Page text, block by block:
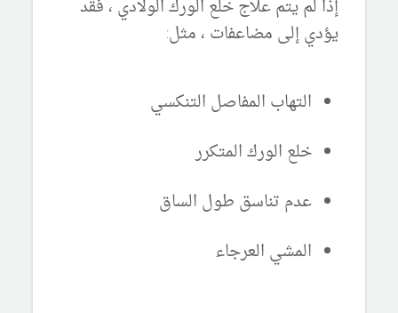
إذا لم يتم علاج خلع الورك الولادي ، فقد
يؤدي إلى مضاعفات ، مثل:
التهاب المفاصل التنكسي
خلع الورك المتكرر
عدم تناسق طول الساق
المشي العرجاء